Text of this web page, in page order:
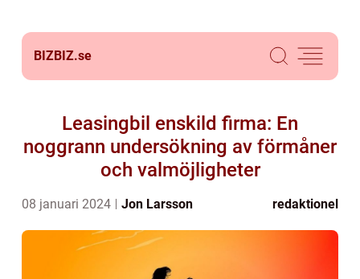
BIZBIZ.se
Leasingbil enskild firma: En
noggrann undersökning av förmåner
och valmöjligheter
08 januari 2024 Jon Larsson redaktionel